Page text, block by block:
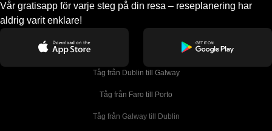
Vår gratisapp för varje steg på din resa – reseplanering har
aldrig varit enklare!
Tåg från Dublin till Galway
Tåg från Faro till Porto
Tåg från Galway till Dublin